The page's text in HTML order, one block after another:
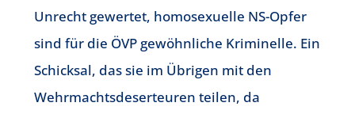
Unrecht gewertet, homosexuelle NS-Opfer
sind für die ÖVP gewöhnliche Kriminelle. Ein
Schicksal, das sie im Übrigen mit den
Wehrmachtsdeserteuren teilen, da